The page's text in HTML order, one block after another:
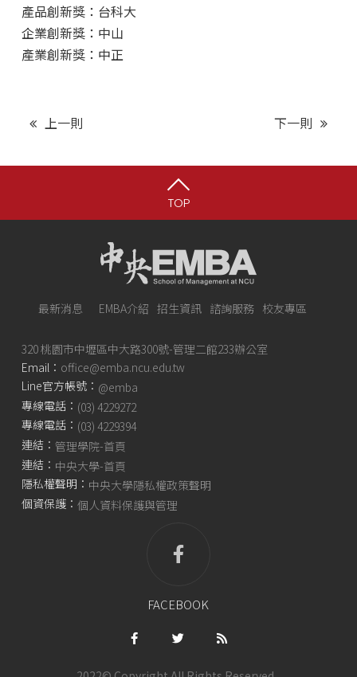
產品創新獎：台科大
企業創新獎：中山
產業創新獎：中正
上一則 下一則
TOP
最新消息 EMBA介紹 招生資訊 諮詢服務 校友專區
320 桃園市中壢區中大路300號-管理二館233辦公室
Email： office@emba.ncu.edu.tw
Line官方帳號： @emba
專線電話： (03) 4229272
專線電話： (03) 4229394
連結： 管理學院-首頁
連結： 中央大學-首頁
隱私權聲明： 中央大學隱私權政策聲明
個資保護： 個人資料保護與管理
FACEBOOK